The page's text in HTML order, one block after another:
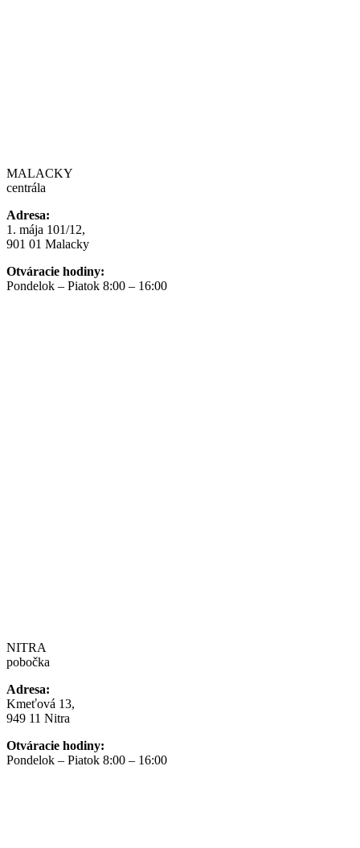
MALACKY
centrála
Adresa:
1. mája 101/12,
901 01 Malacky
Otváracie hodiny:
Pondelok – Piatok 8:00 – 16:00
NITRA
pobočka
Adresa:
Kmeťová 13,
949 11 Nitra
Otváracie hodiny:
Pondelok – Piatok 8:00 – 16:00